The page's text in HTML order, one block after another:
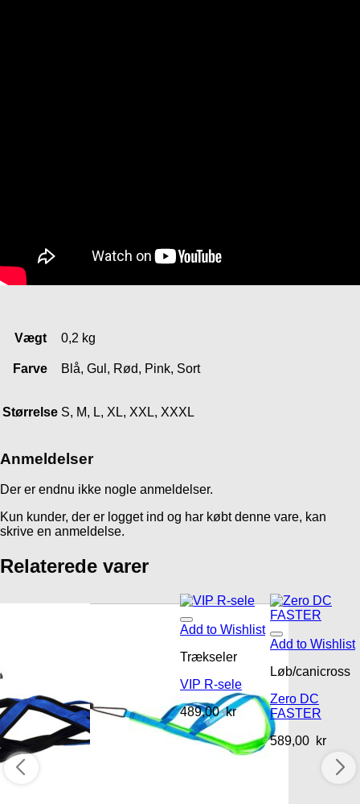
Vægt 0,2 kg
Farve Blå, Gul, Rød, Pink, Sort
Størrelse S, M, L, XL, XXL, XXXL
Anmeldelser
Der er endnu ikke nogle anmeldelser.
Kun kunder, der er logget ind og har købt denne vare, kan
skrive en anmeldelse.
Relaterede varer
Add to Wishlist
Trækseler
VIP R-sele
489,00kr
Add to Wishlist
Løb/canicross
Zero DC
FASTER
589,00 kr